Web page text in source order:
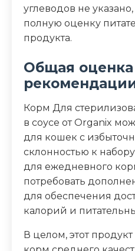
углеводов не
полную оценку
продукта.
Общая
Корм Для
в соусе от Organix
для кошек с
склонностью к
для ежедневного
потребовать
для обеспечения
калорий и
В целом, этот